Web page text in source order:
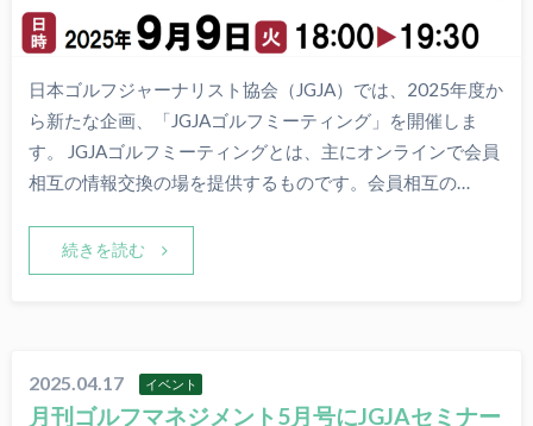
日本ゴルフジャーナリスト協会（JGJA）では、2025年度か
ら新たな企画、「JGJAゴルフミーティング」を開催しま
す。 JGJAゴルフミーティングとは、主にオンラインで会員
相互の情報交換の場を提供するものです。会員相互の…
続きを読む
2025.04.17 イベント
月刊ゴルフマネジメント5月号にJGJAセミナー